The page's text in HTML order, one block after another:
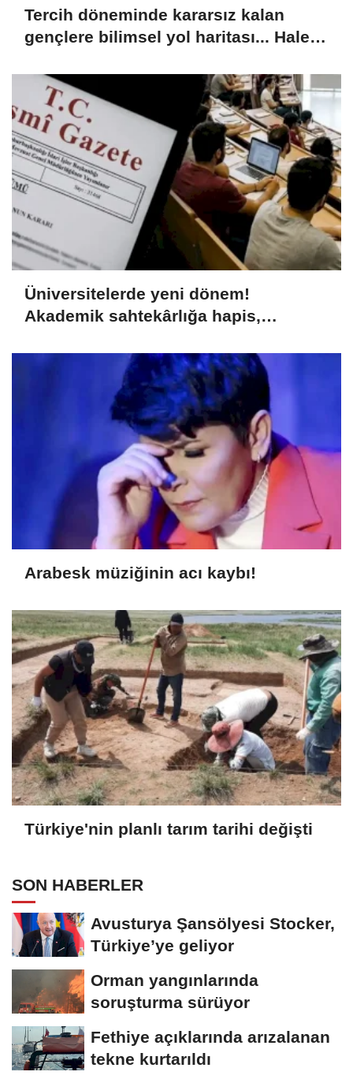
Tercih döneminde kararsız kalan
gençlere bilimsel yol haritası... Halen
Üniversitelerde yeni dönem!
Akademik sahtekârlığa hapis,
Arabesk müziğinin acı kaybı!
Türkiye'nin planlı tarım tarihi değişti
SON HABERLER
Avusturya Şansölyesi Stocker,
Türkiye’ye geliyor
Orman yangınlarında
soruşturma sürüyor
Fethiye açıklarında arızalanan
tekne kurtarıldı